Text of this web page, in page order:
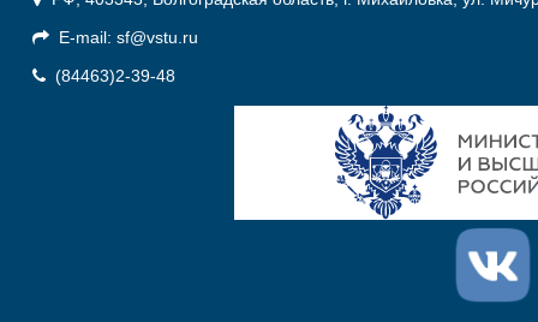
E-mail: sf@vstu.ru
(84463)2-39-48